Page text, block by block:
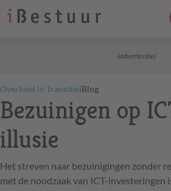
(advertentie)
Overheid in Transitie|Blog
Bezuinigen op
illusie
Het streven naar bezuinigingen zonder
met de noodzaak van ICT-investeringen